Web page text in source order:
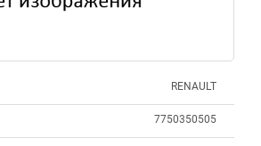
RENAULT
7750350505